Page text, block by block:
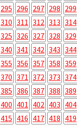
295 296 297 298 299
310 311 312 313 314
325 326 327 328 329
340 341 342 343 344
355 356 357 358 359
370 371 372 373 374
385 386 387 388 389
400 401 402 403 404
415 416 417 418 419